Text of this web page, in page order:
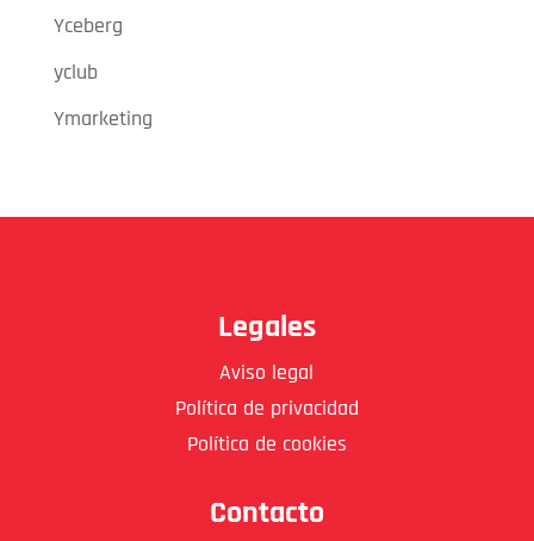
Yceberg
yclub
Ymarketing
Legales
Aviso legal
Política de privacidad
Política de cookies
Contacto